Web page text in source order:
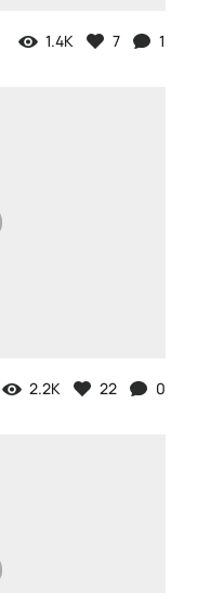
1.4K 7 1
2.2K 22 0